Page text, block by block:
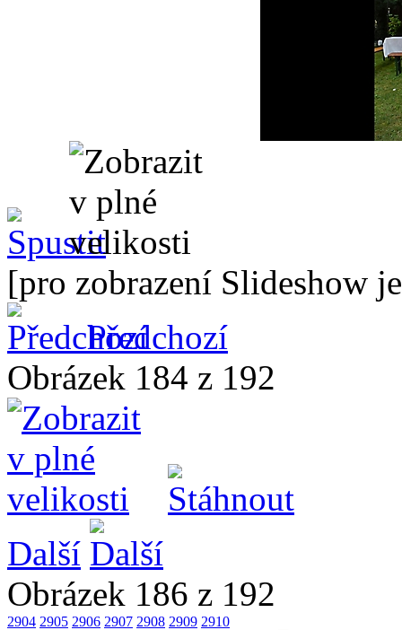
[pro zobrazení Slideshow
Předchozí
Obrázek 184 z 192
Další
Obrázek 186 z 192
2904 2905 2906 2907 2908 2909 2910